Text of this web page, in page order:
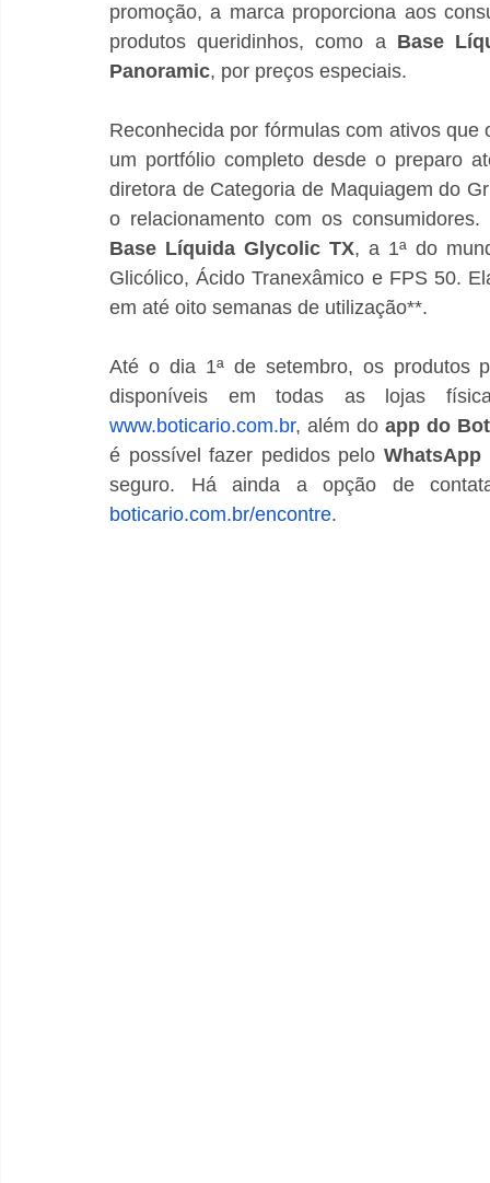
promoção, a marca proporciona aos
produtos queridinhos, como a Base
Panoramic, por preços especiais.
Reconhecida por fórmulas com ativos
um portfólio completo desde o preparo
diretora de Categoria de Maquiagem do
o relacionamento com os
Base Líquida Glycolic TX, a 1ª do
Glicólico, Ácido Tranexâmico e FPS 50.
em até oito semanas de utilização**.
Até o dia 1ª de setembro, os produtos
www.boticario.com.br, além do app do
é possível fazer pedidos pelo WhatsApp
boticario.com.br/encontre.